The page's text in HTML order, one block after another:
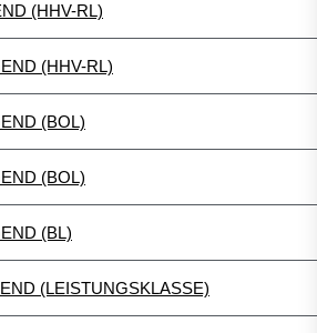
(HHV-RL)
(HHV-RL)
(BOL)
(BOL)
(BL)
(LEISTUNGSKLASSE)